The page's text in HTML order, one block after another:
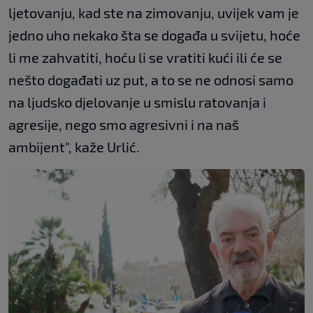
ljetovanju, kad ste na zimovanju, uvijek vam je
jedno uho nekako šta se događa u svijetu, hoće
li me zahvatiti, hoću li se vratiti kući ili će se
nešto događati uz put, a to se ne odnosi samo
na ljudsko djelovanje u smislu ratovanja i
agresije, nego smo agresivni i na naš
ambijent", kaže Urlić.